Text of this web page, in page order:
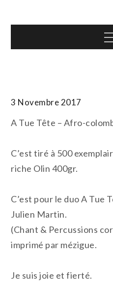
T.TOTH
3 Novembre 2017
A Tue Tête – Afro-
C’est tiré à 500
riche Olin 400gr.
C’est pour le duo A Tue
Julien Martin.
(Chant & Percussions
imprimé par mézigue.
Je suis joie et fierté.